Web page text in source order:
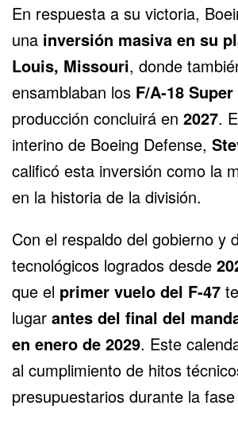
En respuesta a su victoria,
una inversión masiva en su
Louis, Missouri, donde
ensamblaban los F/A-18
producción concluirá en 2027.
interino de Boeing Defense,
calificó esta inversión como la
en la historia de la división.
Con el respaldo del gobierno y
tecnológicos logrados desde
que el primer vuelo del F-47
lugar antes del final del
en enero de 2029. Este
al cumplimiento de hitos
presupuestarios durante la